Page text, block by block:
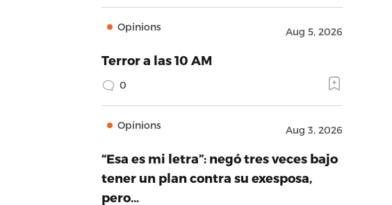
Opinions Aug 5, 2026
Terror a las 10 AM
0
Opinions Aug 3, 2026
“Esa es mi letra”: negó tres veces bajo
tener un plan contra su exesposa,
pero…